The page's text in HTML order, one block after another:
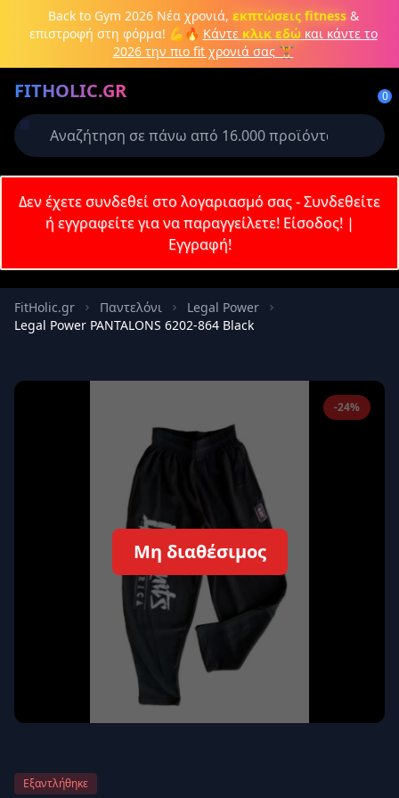
Μετάβαση στο κύριο περιεχόμενο
Back to Gym 2026Νέα χρονιά, εκπτώσεις fitness&
επιστροφή στη φόρμα! 💪🔥 Κάντε κλικ εδώκαι κάντε το
2026 την πιο fit χρονιά σας 🏋️
FITHOLIC.GR 0
Πρωτεΐνες Pre-Workout Aμινοξέα Καύση λίπους
Δεν έχετε συνδεθεί στο λογαριασμό σας - Συνδεθείτε
ή εγγραφείτε για να παραγγείλετε! Είσοδος!|
Εγγραφή!
FitHolic.gr Παντελόνι
Legal Power
Legal Power PANTALONS 6202-864 Black
-24%
Μη διαθέσιμος
Εξαντλήθηκε
Δημιουργήστε λογαριασμό ή
Απαιτείται για την ολοκλήρωση της
παραγγελίας σας
Σύνδεση Εγγραφή
Κωδικός
Ξεχάσατε τον κωδικό σας;
Δεν έχετε λογαριασμό; Εγγραφείτε εδώ
Ασφαλής σύνδεση